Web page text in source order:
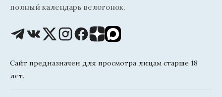
полный календарь велогонок.
Сайт предназначен для просмотра лицам старше 18
лет.